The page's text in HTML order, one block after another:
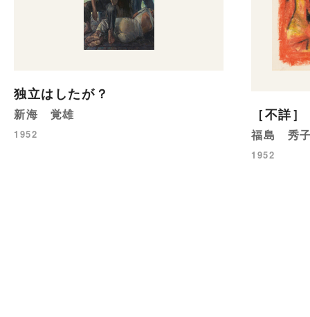
独立はしたが？
新海 覚雄
1952
［不詳］
福島 秀
1952